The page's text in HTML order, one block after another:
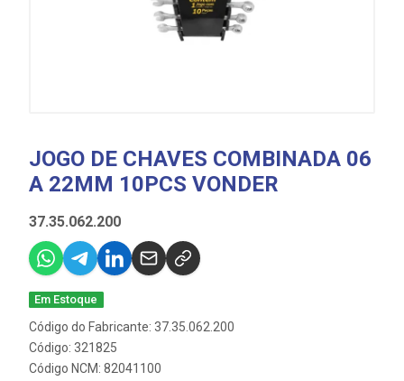
JOGO DE CHAVES COMBINADA 06
A 22MM 10PCS VONDER
37.35.062.200
Em Estoque
Código do Fabricante: 37.35.062.200
Código: 321825
Código NCM: 82041100